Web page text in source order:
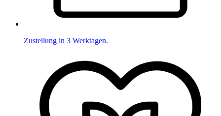
Zustellung in 3 Werktagen.